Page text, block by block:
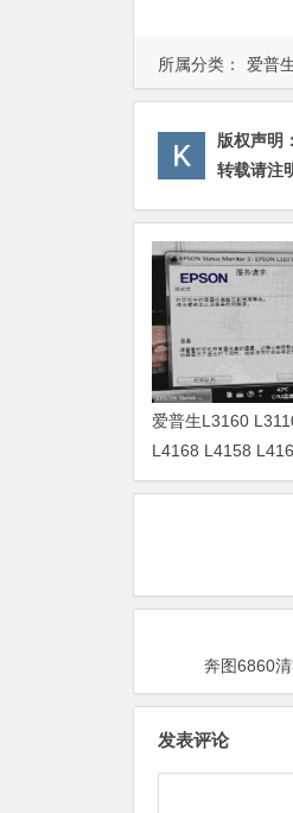
所属分类： 爱普
版权声明：
转载请注
爱普生L3160
L4168 L4158
废墨清零软件
奔图6860
发表评论